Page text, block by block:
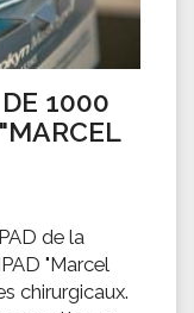
1000
de la
"Marcel
chirurgicaux.